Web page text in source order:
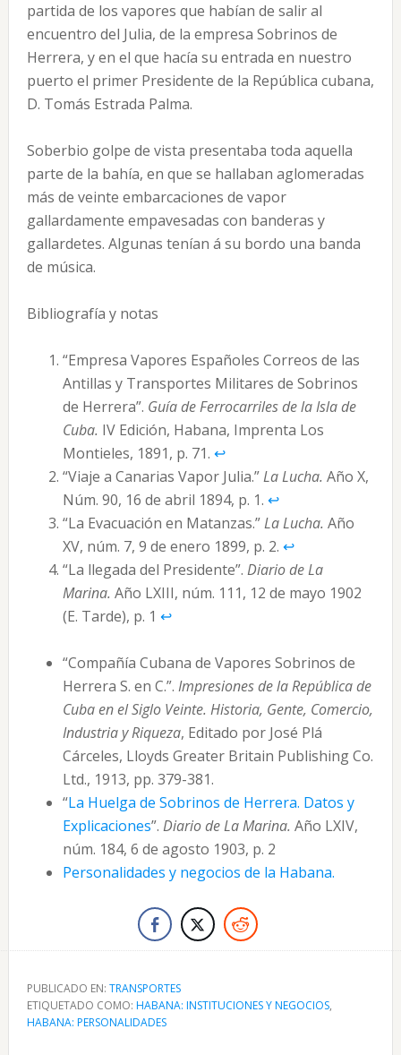
partida de los vapores que habían de salir al
encuentro del Julia, de la empresa Sobrinos de
Herrera, y en el que hacía su entrada en nuestro
puerto el primer Presidente de la República cubana,
D. Tomás Estrada Palma.
Soberbio golpe de vista presentaba toda aquella
parte de la bahía, en que se hallaban aglomeradas
más de veinte embarcaciones de vapor
gallardamente empavesadas con banderas y
gallardetes. Algunas tenían á su bordo una banda
de música.
Bibliografía y notas
“Empresa Vapores Españoles Correos de las
Antillas y Transportes Militares de Sobrinos
de Herrera”. Guía de Ferrocarriles de la Isla de
Cuba. IV Edición, Habana, Imprenta Los
Montieles, 1891, p. 71. ↩︎
“Viaje a Canarias Vapor Julia.”La Lucha. Año X,
Núm. 90, 16 de abril 1894, p. 1. ↩︎
“La Evacuación en Matanzas.”La Lucha. Año
XV, núm. 7, 9 de enero 1899, p. 2. ↩︎
“La llegada del Presidente”. Diario de La
Marina. Año LXIII, núm. 111, 12 de mayo 1902
(E. Tarde), p. 1 ↩︎
“Compañía Cubana de Vapores Sobrinos de
Herrera S. en C.”. Impresiones de la República de
Cuba en el Siglo Veinte. Historia, Gente, Comercio,
Industria y Riqueza, Editado por José Plá
Cárceles, Lloyds Greater Britain Publishing Co.
Ltd., 1913, pp. 379-381.
“La Huelga de Sobrinos de Herrera. Datos y
Explicaciones”. Diario de La Marina. Año LXIV,
núm. 184, 6 de agosto 1903, p. 2
Personalidades y negocios de la Habana.
PUBLICADO EN: TRANSPORTES
ETIQUETADO COMO: HABANA: INSTITUCIONES Y NEGOCIOS,
HABANA: PERSONALIDADES